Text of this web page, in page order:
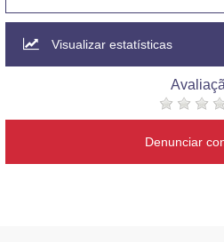
Visualizar estatísticas
Denunciar